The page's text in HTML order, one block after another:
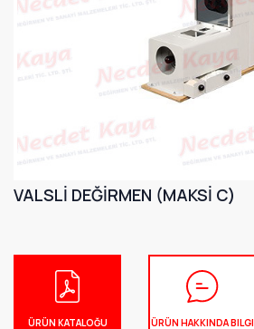
VALSLİ DEĞİRMEN (MAKSİ C)
ÜRÜN KATALOĞU ÜRÜN HAKKINDA BILGI